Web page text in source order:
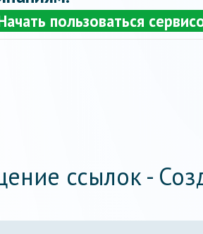
пользоваться
ссылок -